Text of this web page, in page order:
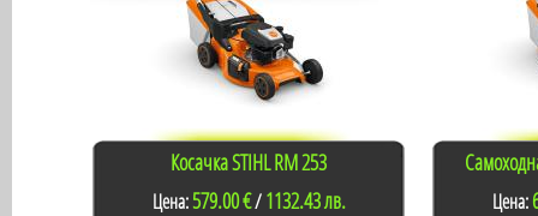
Косачка STIHL RM 253
Цена:579.00 €/1132.43 лв. Цена: